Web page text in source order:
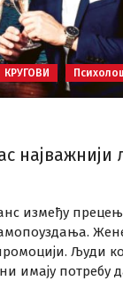
КРУГОВИ
најважнији
између
Људи
имају потребу